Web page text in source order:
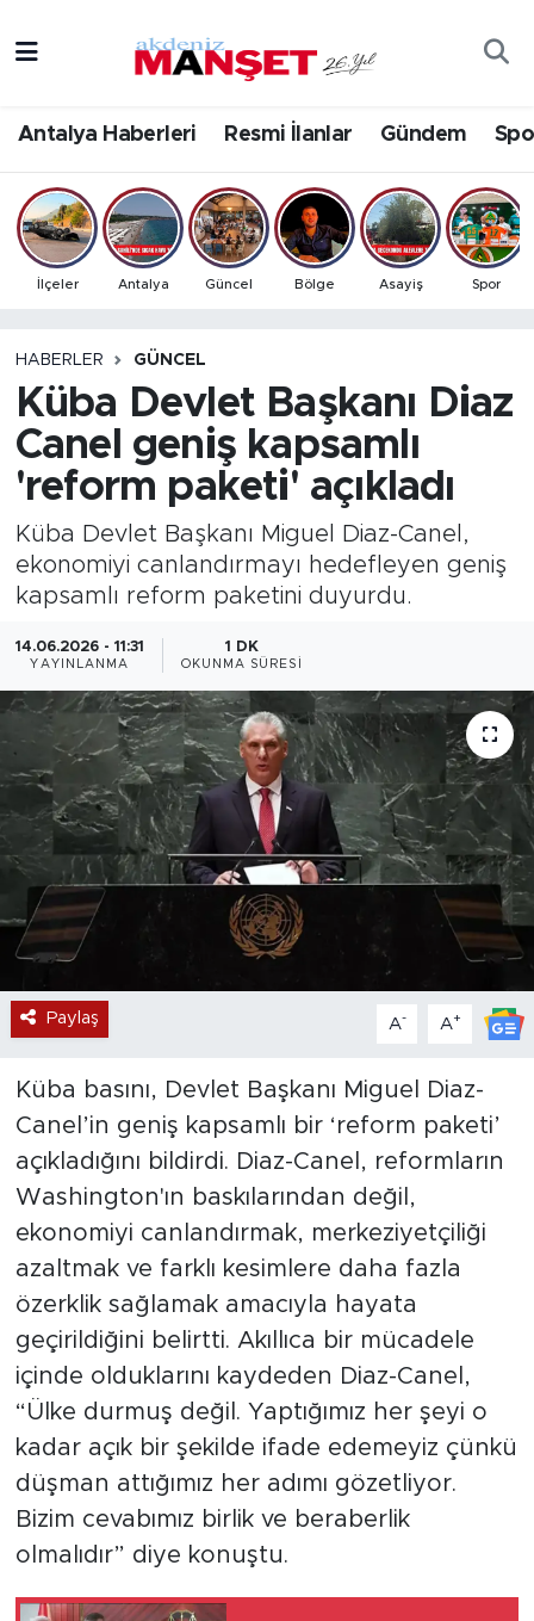
Antalya Haberleri Resmi İlanlar Gündem
İlçeler Antalya Güncel Bölge Asayiş Spor
HABERLER GÜNCEL
Küba Devlet Başkanı Diaz
Canel geniş kapsamlı
'reform paketi' açıkladı
Küba Devlet Başkanı Miguel Diaz-Canel,
ekonomiyi canlandırmayı hedefleyen geniş
kapsamlı reform paketini duyurdu.
14.06.2026 - 11:31
YAYINLANMA
1 DK
OKUNMA SÜRESI
Paylaş A- A+
Küba basını, Devlet Başkanı Miguel Diaz-
Canel’in geniş kapsamlı bir ‘reform paketi’
açıkladığını bildirdi. Diaz-Canel, reformların
Washington'ın baskılarından değil,
ekonomiyi canlandırmak, merkeziyetçiliği
azaltmak ve farklı kesimlere daha fazla
özerklik sağlamak amacıyla hayata
geçirildiğini belirtti. Akıllıca bir mücadele
içinde olduklarını kaydeden Diaz-Canel,
“Ülke durmuş değil. Yaptığımız her şeyi o
kadar açık bir şekilde ifade edemeyiz çünkü
düşman attığımız her adımı gözetliyor.
Bizim cevabımız birlik ve beraberlik
olmalıdır” diye konuştu.
Bilim & Teknoloji
Eğitim
Ekonomi
Gündem
İlçeler
Magazin
Özel Haber
Politika
Resmi İlanlar
Sağlık
Spor
Turizm
Antalya Hava Durumu
Antalya Namaz Vakitleri
Antalya Trafik Yoğunluk Haritası
Tüm Manşetler
Son Dakika Haberleri